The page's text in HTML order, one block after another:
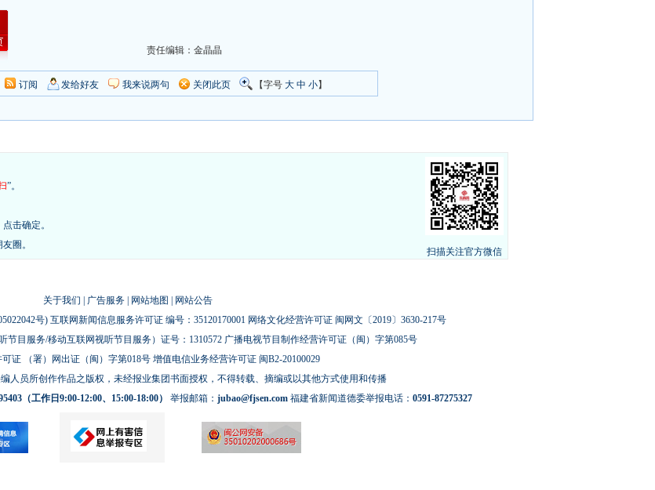
责任编辑：金晶晶
订阅 发给好友 我来说两句 关闭此页 【字号 大 中 小】
扫描关注官方微信
”。
击确定。
圈。
关于我们 广告服务 网站地图
网站公告
号) 互联网新闻信息服务许可证 编号：35120170001 网络文化经营许可证 闽网文〔2019〕3630-217号
节目服务/移动互联网视听节目服务）证号：1310572 广播电视节目制作经营许可证（闽）字第085号
证 （署）网出证（闽）字第018号 增值电信业务经营许可证 闽B2-20100029
人员所创作作品之版权，未经报业集团书面授权，不得转载、摘编或以其他方式使用和传播
（工作日9:00-12:00、15:00-18:00） 举报邮箱： jubao@fjsen.com 福建省新闻道德委举报电话： 0591-87275327